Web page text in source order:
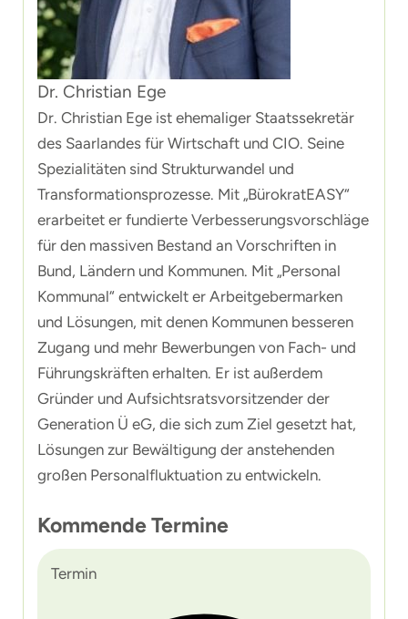
Dr. Christian Ege
Dr. Christian Ege ist ehemaliger Staatssekretär
des Saarlandes für Wirtschaft und CIO. Seine
Spezialitäten sind Strukturwandel und
Transformationsprozesse. Mit „BürokratEASY“
erarbeitet er fundierte Verbesserungsvorschläge
für den massiven Bestand an Vorschriften in
Bund, Ländern und Kommunen. Mit „Personal
Kommunal“ entwickelt er Arbeitgebermarken
und Lösungen, mit denen Kommunen besseren
Zugang und mehr Bewerbungen von Fach- und
Führungskräften erhalten. Er ist außerdem
Gründer und Aufsichtsratsvorsitzender der
Generation Ü eG, die sich zum Ziel gesetzt hat,
Lösungen zur Bewältigung der anstehenden
großen Personalfluktuation zu entwickeln.
Kommende Termine
Termin